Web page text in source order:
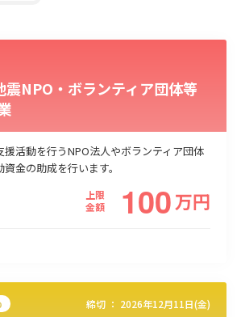
業
ービス業 医療･福祉 農業･林業
漁業
他
ワーク
震NPO・ボランティア団体等
援活動を行うNPO法人やボランティア団体
金の助成を行います。
上限
金額
100万円
締切 ： 2026年12月11日(金)